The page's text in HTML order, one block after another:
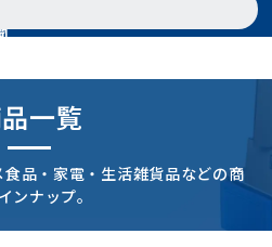
一覧
品・家電・生活雑貨品などの商
ンナップ。